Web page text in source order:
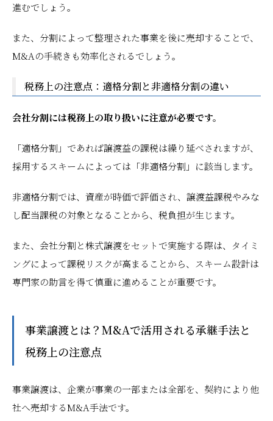
進むでしょう。
また、分割によって整理された事業を後に売却することで、
M&Aの手続きも効率化されるでしょう。
税務上の注意点：適格分割と非適格分割の違い
会社分割には税務上の取り扱いに注意が必要です。
「適格分割」であれば譲渡益の課税は繰り延べされますが、
採用するスキームによっては「非適格分割」に該当します。
非適格分割では、資産が時価で評価され、譲渡益課税やみな
し配当課税の対象となることから、税負担が生じます。
また、会社分割と株式譲渡をセットで実施する際は、タイミ
ングによって課税リスクが高まることから、スキーム設計は
専門家の助言を得て慎重に進めることが重要です。
事業譲渡とは？M&Aで活用される承継手法と
税務上の注意点
事業譲渡は、企業が事業の一部または全部を、契約により他
社へ売却するM&A手法です。